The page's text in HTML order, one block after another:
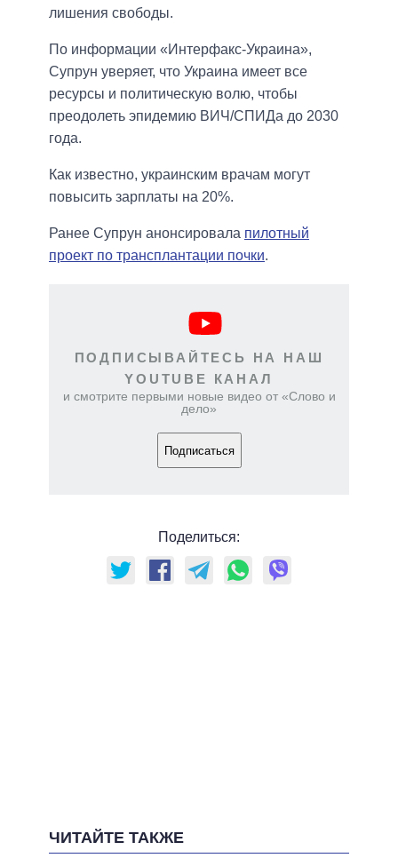
лишения свободы.
По информации «Интерфакс-Украина»,
Супрун уверяет, что Украина имеет все
ресурсы и политическую волю, чтобы
преодолеть эпидемию ВИЧ/СПИДа до 2030
года.
Как известно, украинским врачам могут
повысить зарплаты на 20%.
Ранее Супрун анонсировала пилотный
проект по трансплантации почки.
ПОДПИСЫВАЙТЕСЬ НА НАШ
YOUTUBE КАНАЛ
и смотрите первыми новые видео от «Слово и
дело»
Подписаться
Поделиться:
ЧИТАЙТЕ ТАКЖЕ